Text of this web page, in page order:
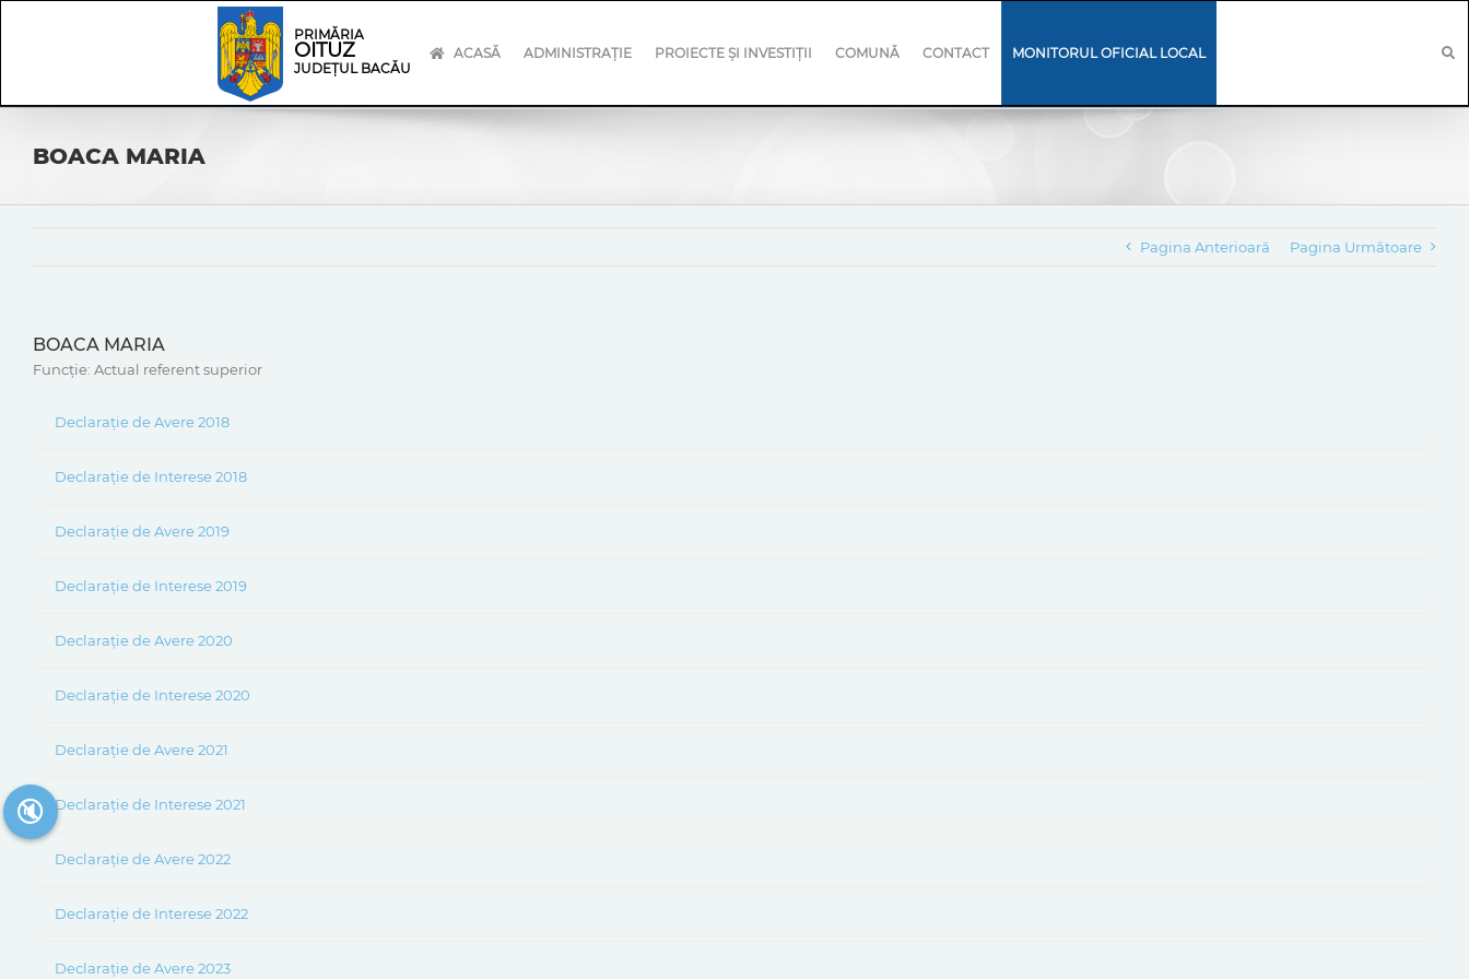
PRIMĂRIA
OITUZ
JUDEȚUL BACĂU
ACASĂ ADMINISTRAȚIE PROIECTE ȘI INVESTIȚII COMUNĂ CONTACT MONITORUL OFICIAL LOCAL
BOACA MARIA
Pagina Anterioară Pagina Următoare
BOACA MARIA
Funcție: Actual referent superior
Declarație de Avere 2018
Declarație de Interese 2018
Declarație de Avere 2019
Declarație de Interese 2019
Declarație de Avere 2020
Declarație de Interese 2020
Declarație de Avere 2021
Declarație de Interese 2021
Declarație de Avere 2022
Declarație de Interese 2022
Declarație de Avere 2023
🔇